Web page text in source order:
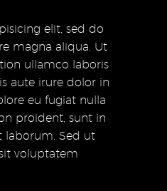
elit, sed do
magna aliqua. Ut
ullamco laboris
aute irure dolor in
eu fugiat nulla
proident, sunt in
laborum. Sed ut
voluptatem